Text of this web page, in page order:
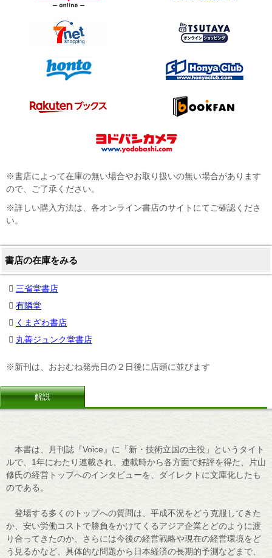
※書店によって在庫の無い場合やお取り扱いの無い場合があります
ので、ご了承ください。
※詳しい購入方法は、各オンライン書店のサイトにてご確認くださ
い。
書店の在庫をみる
三省堂書店
有隣堂
くまざわ書店
丸善ジュンク堂書店
※新刊は、おおむね発売日の２日後に店頭に並びます
解説
本書は、月刊誌『Voice』に「新・技術立国の主役」というタイト
ルで、1年にわたり連載され、連載時から各方面で好評を得た、片山
修氏の経営トップへのインタビューを、ダイレクトに文庫化したも
のである。
登場する多くのトップへの質問は、平成不況をどう克服してきた
か、安い労働コストで勝負をかけてくるアジア企業とどのように渡
り合ってきたのか、さらには今後の経営戦略や現在の経営環境をど
う見るかなど、具体的な問題から日本経済の長期的予測などまで、